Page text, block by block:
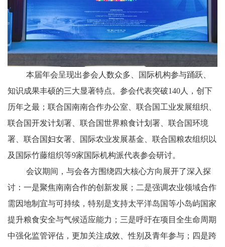
本届年会呈现出参会人数众多 、国际机构参与踊跃、
知识成果丰硕的三大显著特点。参会代表突破140人，创下
历年之最；联合国南南合作办公室、联合国工业发展组织、
联合国开发计划署、 联合国世界粮食计划署、联合国环境
署、联合国妇女署、国际农业发展基金、联合国粮农组织以
及国际竹藤组织等9家国际机构派代表参会研讨。
会议期间，与会各方围绕四大核心方向展开了深入探
讨：一是聚焦南南合作的创新发展；二是强调农业领域合作
需因地制宜与可持续，特别是支持太平洋岛国等小岛屿国家
提升粮食安全与气候适应能力；三是呼吁在项目全生命周期
中强化监管评估，更加关注成效、性别及青年参与；四是跨